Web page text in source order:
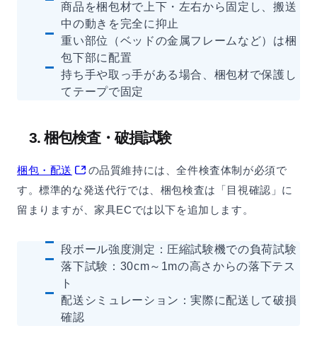
商品を梱包材で上下・左右から固定し、搬送
中の動きを完全に抑止
重い部位（ベッドの金属フレームなど）は梱
包下部に配置
持ち手や取っ手がある場合、梱包材で保護し
てテープで固定
3. 梱包検査・破損試験
梱包・配送
の品質維持には、全件検査体制が必須で
す。標準的な発送代行では、梱包検査は「目視確認」に
留まりますが、家具ECでは以下を追加します。
段ボール強度測定：圧縮試験機での負荷試験
落下試験：30cm～1mの高さからの落下テス
ト
配送シミュレーション：実際に配送して破損
確認